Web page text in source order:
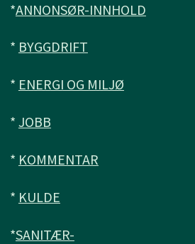
*ANNONSØR-INNHOLD
* BYGGDRIFT
* ENERGI OG MILJØ
* JOBB
* KOMMENTAR
* KULDE
*SANITÆR-